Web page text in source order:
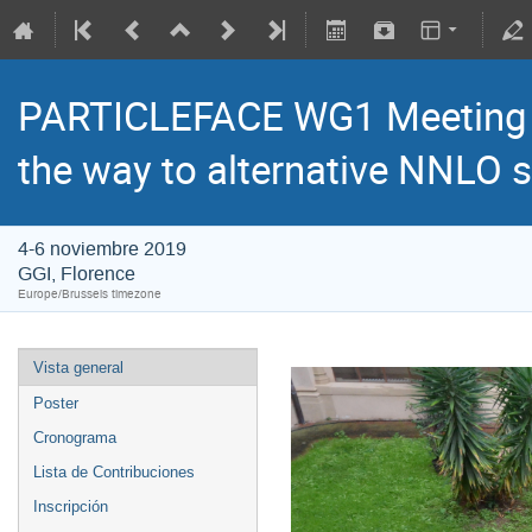
PARTICLEFACE WG1
the way to alternative NNLO
4-6 noviembre 2019
GGI, Florence
Europe/Brussels timezone
Vista general
Poster
Cronograma
Lista de Contribuciones
Inscripción